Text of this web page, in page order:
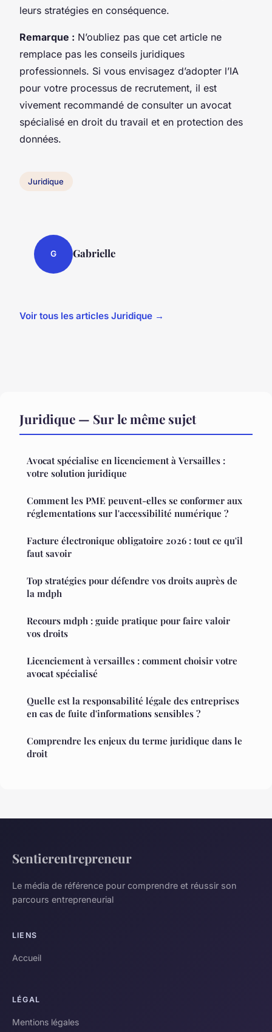
leurs stratégies en conséquence.
Remarque : N’oubliez pas que cet article ne
remplace pas les conseils juridiques
professionnels. Si vous envisagez d’adopter l’IA
pour votre processus de recrutement, il est
vivement recommandé de consulter un avocat
spécialisé en droit du travail et en protection des
données.
Juridique
G Gabrielle
Voir tous les articles Juridique →
Juridique — Sur le même sujet
Avocat spécialise en licenciement à Versailles :
votre solution juridique
Comment les PME peuvent-elles se conformer aux
réglementations sur l'accessibilité numérique ?
Facture électronique obligatoire 2026 : tout ce qu'il
faut savoir
Top stratégies pour défendre vos droits auprès de
la mdph
Recours mdph : guide pratique pour faire valoir
vos droits
Licenciement à versailles : comment choisir votre
avocat spécialisé
Quelle est la responsabilité légale des entreprises
en cas de fuite d'informations sensibles ?
Comprendre les enjeux du terme juridique dans le
droit
Sentierentrepreneur
Le média de référence pour comprendre et réussir son
parcours entrepreneurial
LIENS
Accueil
LÉGAL
Mentions légales